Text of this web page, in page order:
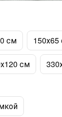
см
см